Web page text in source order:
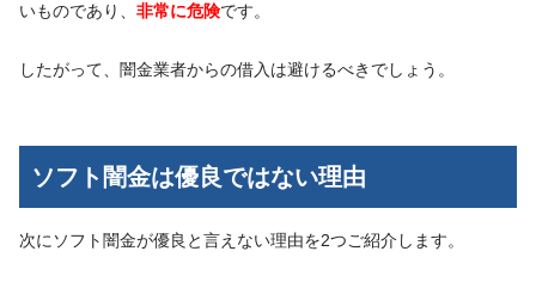
いものであり、 非常に危険です。
したがって、闇金業者からの借入は避けるべきでしょう。
ソフト闇金は優良ではない理由
次にソフト闇金が優良と言えない理由を2つご紹介します。